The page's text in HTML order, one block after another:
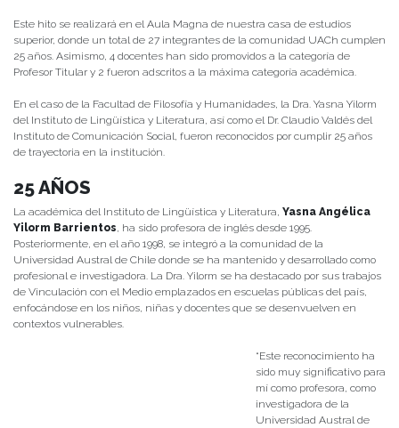
Este hito se realizará en el Aula Magna de nuestra casa de estudios
superior, donde un total de 27 integrantes de la comunidad UACh cumplen
25 años. Asimismo, 4 docentes han sido promovidos a la categoría de
Profesor Titular y 2 fueron adscritos a la máxima categoría académica.
En el caso de la Facultad de Filosofía y Humanidades, la Dra. Yasna Yilorm
del Instituto de Lingüística y Literatura, así como el Dr. Claudio Valdés del
Instituto de Comunicación Social, fueron reconocidos por cumplir 25 años
de trayectoria en la institución.
25 AÑOS
La académica del Instituto de Lingüística y Literatura, Yasna Angélica
Yilorm Barrientos , ha sido profesora de inglés desde 1995.
Posteriormente, en el año 1998, se integró a la comunidad de la
Universidad Austral de Chile donde se ha mantenido y desarrollado como
profesional e investigadora. La Dra. Yilorm se ha destacado por sus trabajos
de Vinculación con el Medio emplazados en escuelas públicas del país,
enfocándose en los niños, niñas y docentes que se desenvuelven en
contextos vulnerables.
“Este reconocimiento ha
sido muy significativo para
mí como profesora, como
investigadora de la
Universidad Austral de